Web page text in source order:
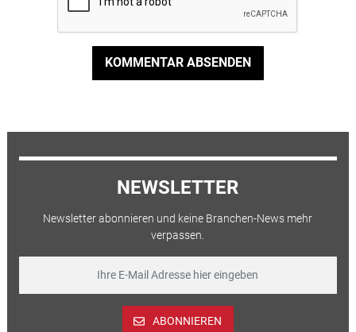
KOMMENTAR ABSENDEN
NEWSLETTER
Newsletter abonnieren und keine Branchen-News mehr
verpassen.
ABONNIEREN